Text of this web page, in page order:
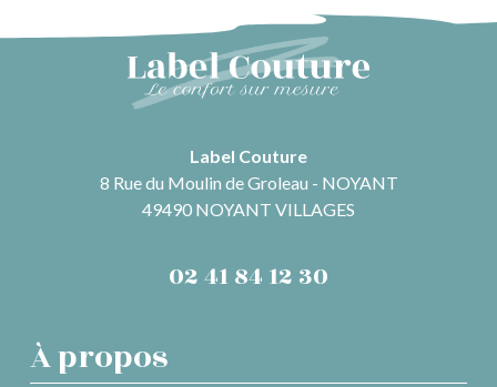
Label Couture
8 Rue du Moulin de Groleau - NOYANT
49490 NOYANT VILLAGES
02 41 84 12 30
À propos